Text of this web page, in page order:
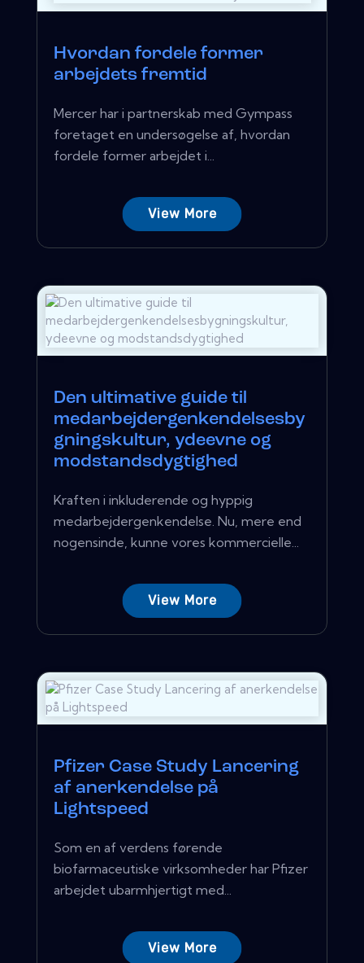
Hvordan fordele former
arbejdets fremtid
Mercer har i partnerskab med Gympass
foretaget en undersøgelse af, hvordan
fordele former arbejdet i...
View More
Den ultimative guide til
medarbejdergenkendelsesby
gningskultur, ydeevne og
modstandsdygtighed
Kraften i inkluderende og hyppig
medarbejdergenkendelse. Nu, mere end
nogensinde, kunne vores kommercielle...
View More
Pfizer Case Study Lancering
af anerkendelse på
Lightspeed
Som en af ​​verdens førende
biofarmaceutiske virksomheder har Pfizer
arbejdet ubarmhjertigt med...
View More